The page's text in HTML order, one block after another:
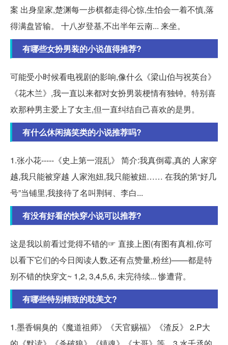
案 出身皇家,楚渊每一步棋都走得心惊,生怕会一着不慎,落
得满盘皆输。 十八岁登基,不出半年云南... 来坐。
有哪些女扮男装的小说值得推荐?
可能受小时候看电视剧的影响,像什么《梁山伯与祝英台》
《花木兰》,我一直以来都对女扮男装梗情有独钟。特别喜
欢那种男主爱上了女主,但一直纠结自己喜欢的是男。
有什么休闲搞笑类的小说推荐吗?
1.张小花-----《史上第一混乱》 简介:我真倒霉,真的 人家穿
越,我只能被穿越 人家泡妞,我只能被妞…… 在我的第“好几
号”当铺里,我接待了名叫荆轲、李白...
有没有好看的快穿小说可以推荐?
这是我以前看过觉得不错的☞ 直接上图(有图有真相,你可
以看下它们的今日阅读人数,还有点赞量,粉丝)——都是特
别不错的快穿文~ 1,2, 3,4,5,6, 未完待续... 惨遭背。
有哪些特别精致的耽美文?
1.墨香铜臭的《魔道祖师》《天官赐福》《渣反》 2.P大